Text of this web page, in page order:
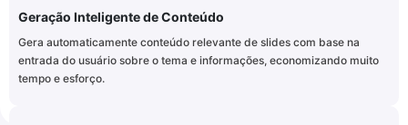
Geração Inteligente de Conteúdo
Gera automaticamente conteúdo relevante de slides com base na
entrada do usuário sobre o tema e informações, economizando muito
tempo e esforço.